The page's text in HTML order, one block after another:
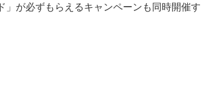
」が必ずもらえるキャンペーンも同時開催す